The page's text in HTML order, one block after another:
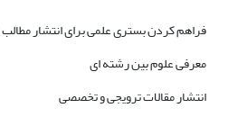
فراهم کردن بستری علمی برای انتشار
معرفی علوم بین رشته ای
انتشار مقالات ترویجی و تخصصی